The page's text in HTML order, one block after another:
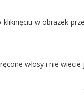
w obrazek
włosy i nie